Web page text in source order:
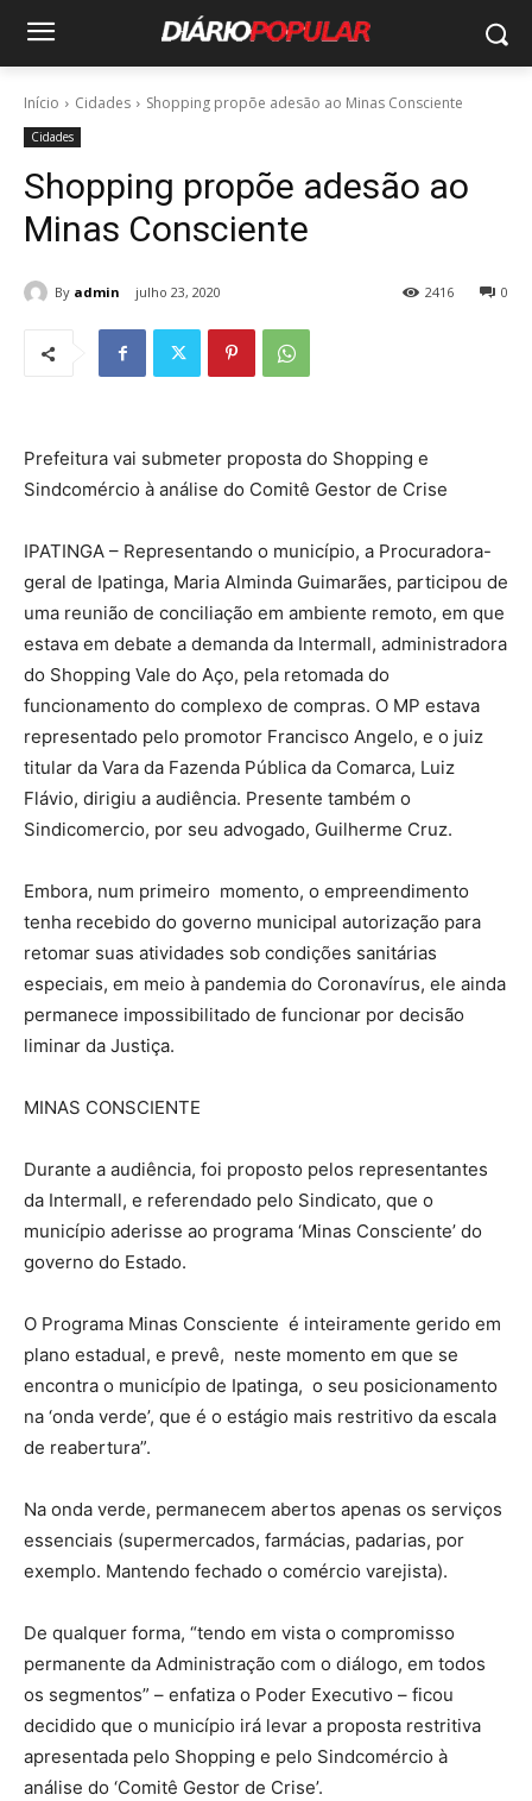
Início Cidades Shopping propõe adesão ao Minas Consciente
Cidades
Shopping propõe adesão ao
Minas Consciente
By admin julho 23, 2020 0
2416
Prefeitura vai submeter proposta do Shopping e
Sindcomércio à análise do Comitê Gestor de Crise
IPATINGA – Representando o município, a Procuradora-
geral de Ipatinga, Maria Alminda Guimarães, participou de
uma reunião de conciliação em ambiente remoto, em que
estava em debate a demanda da Intermall, administradora
do Shopping Vale do Aço, pela retomada do
funcionamento do complexo de compras. O MP estava
representado pelo promotor Francisco Angelo, e o juiz
titular da Vara da Fazenda Pública da Comarca, Luiz
Flávio, dirigiu a audiência. Presente também o
Sindicomercio, por seu advogado, Guilherme Cruz.
Embora, num primeiro momento, o empreendimento
tenha recebido do governo municipal autorização para
retomar suas atividades sob condições sanitárias
especiais, em meio à pandemia do Coronavírus, ele ainda
permanece impossibilitado de funcionar por decisão
liminar da Justiça.
MINAS CONSCIENTE
Durante a audiência, foi proposto pelos representantes
da Intermall, e referendado pelo Sindicato, que o
município aderisse ao programa ‘Minas Consciente’ do
governo do Estado.
O Programa Minas Consciente é inteiramente gerido em
plano estadual, e prevê, neste momento em que se
encontra o município de Ipatinga, o seu posicionamento
na ‘onda verde’, que é o estágio mais restritivo da escala
de reabertura”.
Na onda verde, permanecem abertos apenas os serviços
essenciais (supermercados, farmácias, padarias, por
exemplo. Mantendo fechado o comércio varejista).
De qualquer forma, “tendo em vista o compromisso
permanente da Administração com o diálogo, em todos
os segmentos” – enfatiza o Poder Executivo – ficou
decidido que o município irá levar a proposta restritiva
apresentada pelo Shopping e pelo Sindcomércio à
análise do ‘Comitê Gestor de Crise’.